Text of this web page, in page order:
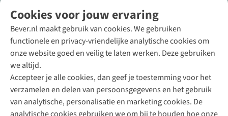
Cookies voor jouw ervaring
Bever.nl maakt gebruik van cookies. We gebruiken
functionele en privacy-vriendelijke analytische cookies om
onze website goed en veilig te laten werken. Deze gebruiken
we altijd.
Accepteer je alle cookies, dan geef je toestemming voor het
verzamelen en delen van persoonsgegevens en het gebruik
van analytische, personalisatie en marketing cookies. De
Direct advies van een Buitenexpert
+31 (0)85 888 50 88
+31 6 12 28 49 80